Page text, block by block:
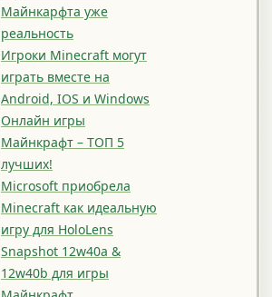
Майнкарфта уже
реальность
Игроки Minecraft могут
играть вместе на
Android, IOS и Windows
Онлайн игры
Майнкрафт – ТОП 5
лучших!
Microsoft приобрела
Minecraft как идеальную
игру для HoloLens
Snapshot 12w40a &
12w40b для игры